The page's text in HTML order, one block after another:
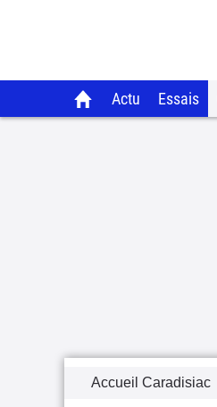
Actu Essais
Accueil Caradisiac